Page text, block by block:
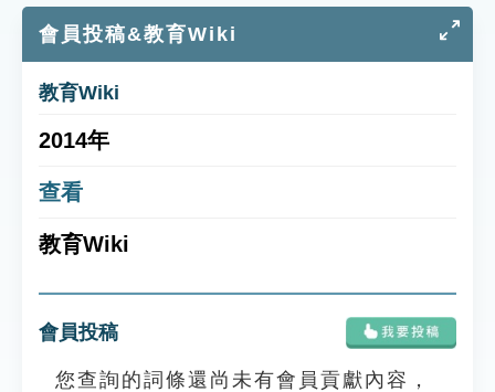
生命大百科索引
遊戲專區
教學應用
會員投稿&教育Wiki
教育Wiki
2014年
查看
教育Wiki
會員投稿
您查詢的詞條還尚未有會員貢獻內容，